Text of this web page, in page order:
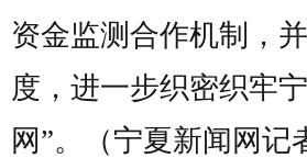
资金监测合作机制，
度，进一步织密织牢
网”。（宁夏新闻网记